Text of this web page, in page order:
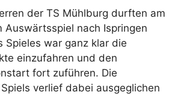
der TS Mühlburg durften am
Auswärtsspiel nach Ispringen
Spieles war ganz klar die
einzufahren und den
fort zuführen. Die
verlief dabei ausgeglichen